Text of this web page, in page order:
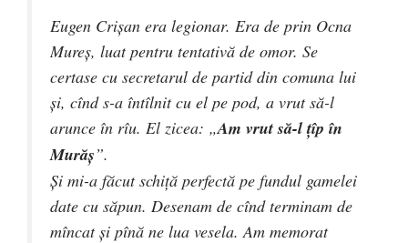
Eugen Crişan era legionar. Era de prin Ocna
Mureş, luat pentru tentativă de omor. Se
certase cu secretarul de partid din comuna lui
şi, cînd s-a întîlnit cu el pe pod, a vrut să-l
arunce în rîu. El zicea: „Am vrut să-l ţîp în
Murăş”.
Şi mi-a făcut schiţă perfectă pe fundul gamelei
date cu săpun. Desenam de cînd terminam de
mîncat şi pînă ne lua vesela. Am memorat